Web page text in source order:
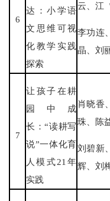
6
达：小学语
文思维可视
化教学实践
探索
云、江
李功连
晶、刘
7
让孩子在耕
园中成
长：“读耕写
说”一体化育
人模式21年
实践
肖晓香
珠、陈
刘碧新
辉、刘